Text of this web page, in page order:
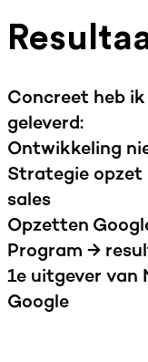
Concreet heb
geleverd:
Ontwikkeling
Strategie opzet
sales
Opzetten
Program →
1e uitgever van
Google